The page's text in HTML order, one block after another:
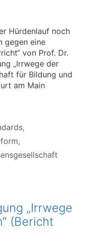
Hürdenlauf noch
gegen eine
von Prof. Dr.
„Irrwege der
für Bildung und
am Main
,
,
„Irrwege
(Bericht